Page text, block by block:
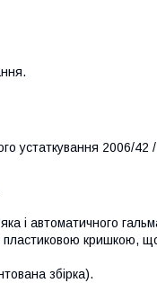
устаткування 2006/42
і автоматичного
кришкою,
збірка).